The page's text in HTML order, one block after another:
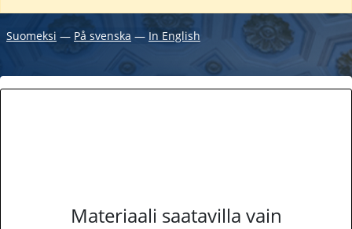
Suomeksi ― På svenska ― In English
Materiaali saatavilla vain